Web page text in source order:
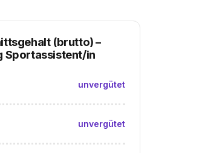
(brutto)–
Sportassistent/in
unvergütet
unvergütet